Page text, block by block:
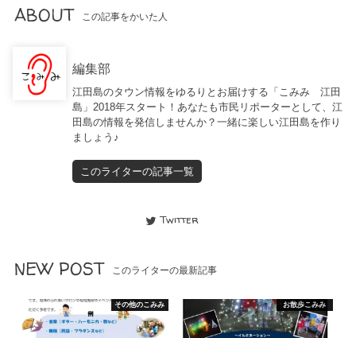
ABOUT この記事をかいた人
編集部
江田島のタウン情報をゆるりとお届けする「こみみ 江田
島」2018年スタート！あなたも市民リポーターとして、江
田島の情報を発信しませんか？一緒に楽しい江田島を作り
ましょう♪
このライターの記事一覧
Twitter
NEW POST このライターの最新記事
その他のこみみ お散歩こみみ